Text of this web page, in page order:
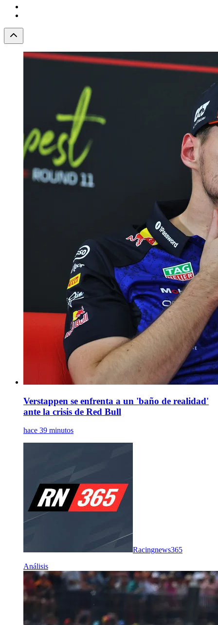
Verstappen se enfrenta a un 'baño de realidad'
ante la crisis de Red Bull
hace 39 minutos
Racingnews365
Análisis